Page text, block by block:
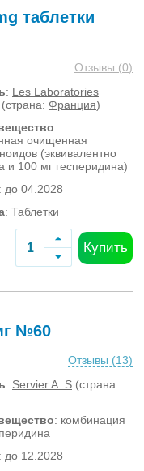
таблетки
Отзывы (0)
: Les Laboratories
(страна: Франция)
:
очищенная
(эквивалентно
и 100 мг гесперидина)
: до 04.2028
: Таблетки
Купить
№60
Отзывы (13)
: Servier A. S (страна:
: комбинация
: до 12.2028